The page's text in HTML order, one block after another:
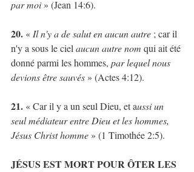
par moi » (Jean 14:6).
20. « Il n'y a de salut en aucun autre ; car il
n'y a sous le ciel aucun autre nom qui ait été
donné parmi les hommes, par lequel nous
devions être sauvés » (Actes 4:12).
21. « Car il y a un seul Dieu, et aussi un
seul médiateur entre Dieu et les hommes,
Jésus Christ homme » (1 Timothée 2:5).
JÉSUS EST MORT POUR ÔTER LES